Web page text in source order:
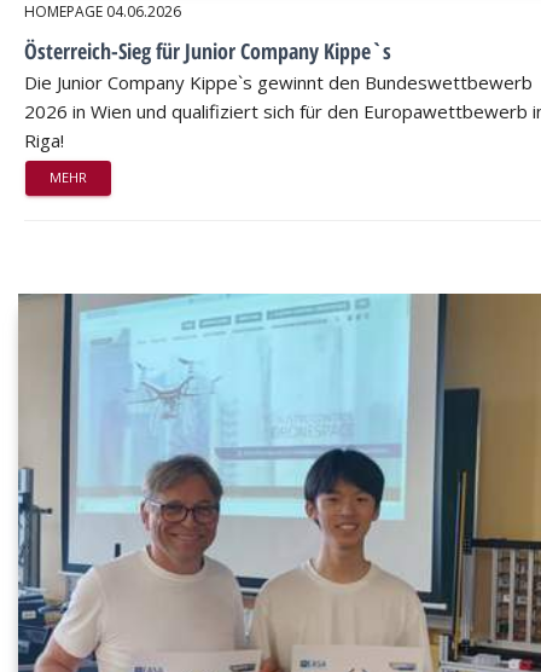
HOMEPAGE 04.06.2026
Österreich-Sieg für Junior Company Kippe`s
Die Junior Company Kippe`s gewinnt den Bundeswettbewerb
2026 in Wien und qualifiziert sich für den Europawettbewerb
Riga!
MEHR